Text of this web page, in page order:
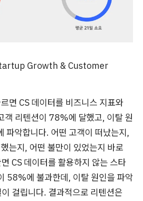
Growth & Customer
면 CS 데이터를 비즈니스 지표와
객 리텐션이 78%에 달했고, 이탈 원
파악합니다. 어떤 고객이 떠났는지,
는지, 어떤 불만이 있었는지 바로
CS 데이터를 활용하지 않는 스타
58%에 불과한데, 이탈 원인을 파악
걸립니다. 결과적으로 리텐션은